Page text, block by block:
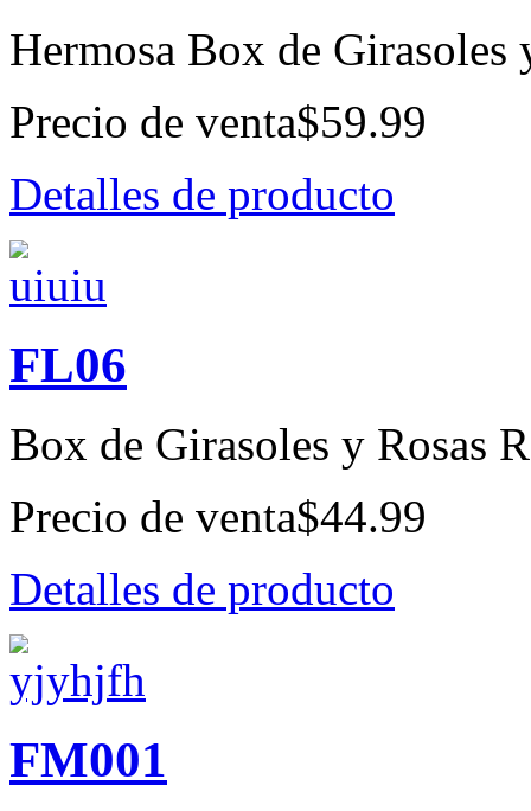
Hermosa Box de Girasoles
Precio de venta$59.99
Detalles de producto
FL06
Box de Girasoles y Rosas
Precio de venta$44.99
Detalles de producto
FM001